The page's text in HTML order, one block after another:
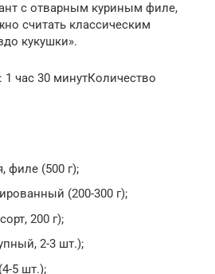
с отварным куриным филе,
считать классическим
кукушки».
час 30 минутКоличество
филе (500 г);
(200-300 г);
200 г);
2-3 шт.);
5 шт.);